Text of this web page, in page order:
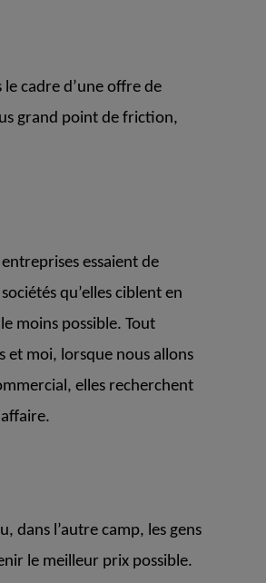
le cadre d’une offre de
grand point de friction,
essaient de
qu’elles ciblent en
moins possible. Tout
et moi, lorsque nous allons
elles recherchent
dans l’autre camp, les gens
le meilleur prix possible.